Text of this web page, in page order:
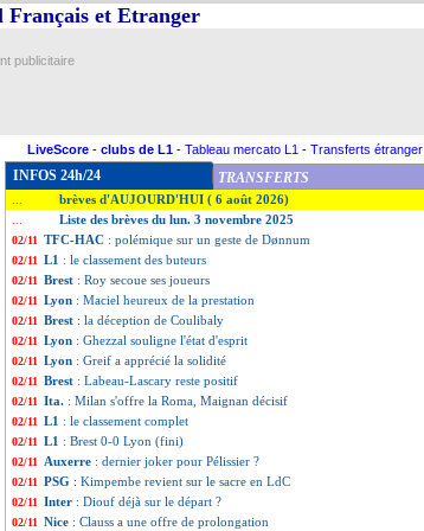
Français et Etranger
publicitaire
LiveScore - clubs de L1 - Tableau mercato L1 - Transferts étranger
INFOS 24h/24 TRANSFERTS
brèves d'AUJOURD'HUI ( 6 août 2026)
Liste des brèves du lun. 3 novembre 2025
02/11 TFC-HAC : polémique sur un geste de Dønnum
02/11 L1 : le classement des buteurs
02/11 Brest : Roy secoue ses joueurs
02/11 Lyon : Maciel heureux de la prestation
02/11 Brest : la déception de Coulibaly
02/11 Lyon : Ghezzal souligne l'état d'esprit
02/11 Lyon : Greif a apprécié la solidité
02/11 Brest : Labeau-Lascary reste positif
02/11 Ita. : Milan s'offre la Roma, Maignan décisif
02/11 L1 : le classement complet
02/11 L1 : Brest 0-0 Lyon (fini)
02/11 Auxerre : dernier joker pour Pélissier ?
02/11 PSG : Kimpembe revient sur le sacre en LdC
02/11 Inter : Diouf déjà sur le départ ?
02/11 Nice : Clauss a une offre de prolongation